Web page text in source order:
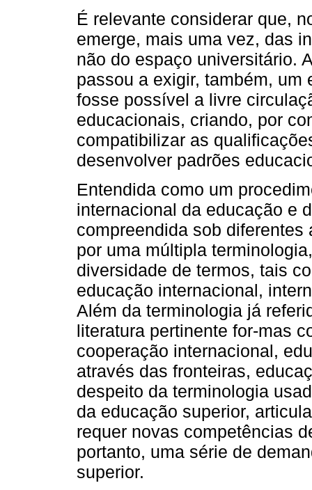
É relevante considerar que,
emerge, mais uma vez, das
não do espaço universitário.
passou a exigir, também, um
fosse possível a livre
educacionais, criando, por
compatibilizar as
desenvolver padrões
Entendida como um
internacional da educação e
compreendida sob
por uma múltipla
diversidade de termos, tais
educação internacional,
Além da terminologia já
literatura pertinente for-mas
cooperação internacional,
através das fronteiras,
despeito da terminologia
da educação superior,
requer novas competências
portanto, uma série de
superior.